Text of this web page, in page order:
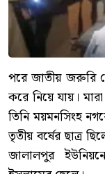
পরে জাতীয় জরুরি
করে নিয়ে যায়।
তিনি ময়মনসিংহ
তৃতীয় বর্ষের ছাত্র
জালালপুর